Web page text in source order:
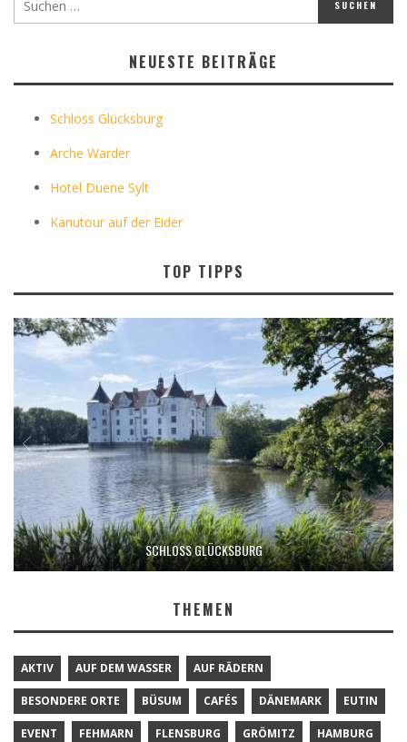
NEUESTE BEITRÄGE
Schloss Glücksburg
Arche Warder
Hotel Duene Sylt
Kanutour auf der Eider
TOP TIPPS
SCHLOSS GLÜCKSBURG
THEMEN
AKTIV AUF DEM WASSER AUF RÄDERN
BESONDERE ORTE BÜSUM CAFÉS DÄNEMARK EUTIN
EVENT FEHMARN FLENSBURG GRÖMITZ HAMBURG